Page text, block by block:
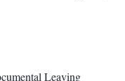
Leaving